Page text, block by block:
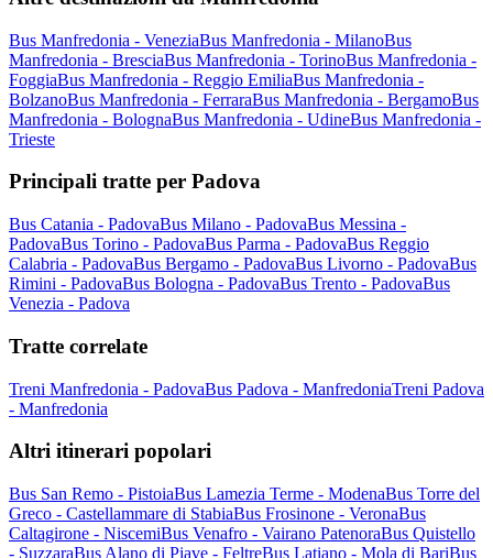
Bus Manfredonia - VeneziaBus Manfredonia - MilanoBus
Manfredonia - BresciaBus Manfredonia - TorinoBus Manfredonia -
FoggiaBus Manfredonia - Reggio EmiliaBus Manfredonia -
BolzanoBus Manfredonia - FerraraBus Manfredonia - BergamoBus
Manfredonia - BolognaBus Manfredonia - UdineBus Manfredonia -
Trieste
Principali tratte per Padova
Bus Catania - PadovaBus Milano - PadovaBus Messina -
PadovaBus Torino - PadovaBus Parma - PadovaBus Reggio
Calabria - PadovaBus Bergamo - PadovaBus Livorno - PadovaBus
Rimini - PadovaBus Bologna - PadovaBus Trento - PadovaBus
Venezia - Padova
Tratte correlate
Treni Manfredonia - PadovaBus Padova - ManfredoniaTreni Padova
- Manfredonia
Altri itinerari popolari
Bus San Remo - PistoiaBus Lamezia Terme - ModenaBus Torre del
Greco - Castellammare di StabiaBus Frosinone - VeronaBus
Caltagirone - NiscemiBus Venafro - Vairano PatenoraBus Quistello
- SuzzaraBus Alano di Piave - FeltreBus Latiano - Mola di BariBus